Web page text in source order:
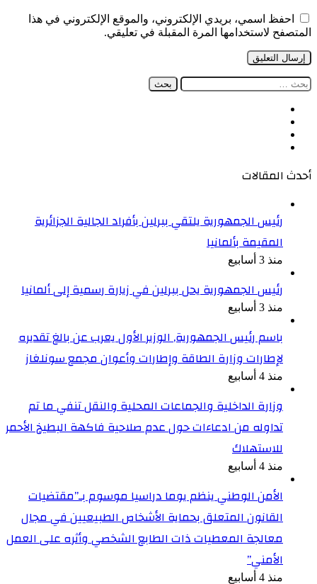
احفظ اسمي، بريدي الإلكتروني، والموقع الإلكتروني في هذا
المتصفح لاستخدامها المرة المقبلة في تعليقي.
البحث
أحدث المقالات
رئيس الجمهورية يلتقي ببرلين بأفراد الجالية الجزائرية
المقيمة بألمانيا
منذ 3 أسابيع
رئيس الجمهورية يحل ببرلين في زيارة رسمية إلى ألمانيا
منذ 3 أسابيع
باسم رئيس الجمهورية, الوزير الأول يعرب عن بالغ تقديره
لإطارات وزارة الطاقة وإطارات وأعوان مجمع سونلغاز
منذ 4 أسابيع
وزارة الداخلية والجماعات المحلية والنقل تنفي ما تم
تداوله من ادعاءات حول عدم صلاحية فاكهة البطيخ الأحمر
للاستهلاك
منذ 4 أسابيع
الأمن الوطني ينظم يوما دراسيا موسوم بـ”مقتضيات
القانون المتعلق بحماية الأشخاص الطبيعيين في مجال
معالجة المعطيات ذات الطابع الشخصي وأثره على العمل
الأمني”
منذ 4 أسابيع